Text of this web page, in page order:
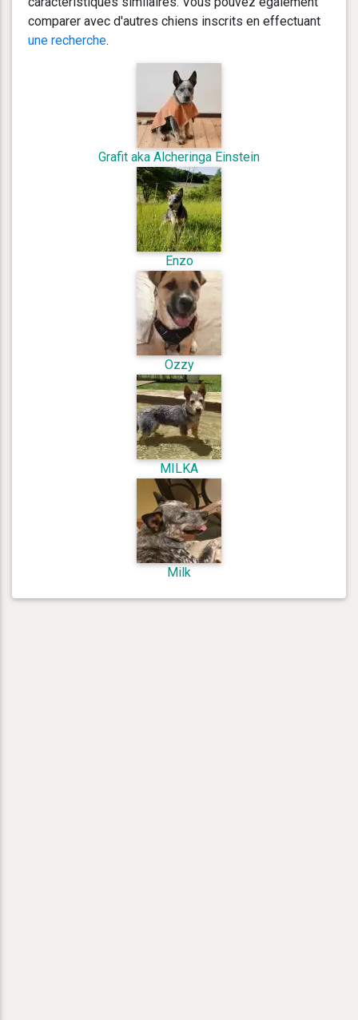
comparer avec d'autres chiens inscrits en effectuant
une recherche.
Grafit aka Alcheringa Einstein
Enzo
Ozzy
MILKA
Milk